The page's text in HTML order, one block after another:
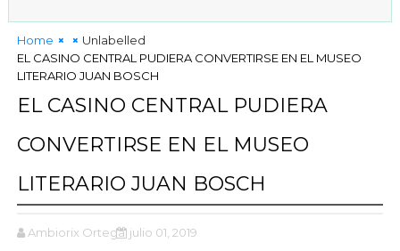
Home
Unlabelled
EL CASINO CENTRAL PUDIERA CONVERTIRSE EN EL MUSEO
LITERARIO JUAN BOSCH
EL CASINO CENTRAL PUDIERA
CONVERTIRSE EN EL MUSEO
LITERARIO JUAN BOSCH
Ambiorix Ortega julio 01, 2019